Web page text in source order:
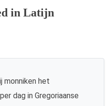
in Latijn
monniken het
dag in Gregoriaanse